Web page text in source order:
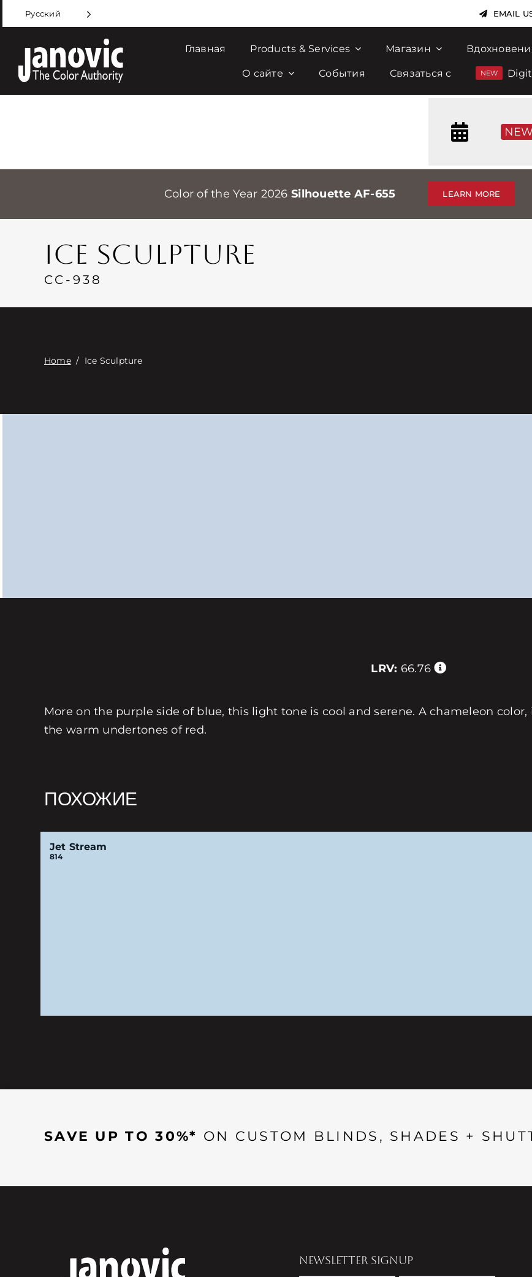
to
content
Русский EMAIL
Главная Products & Services Магазин
О сайте События Связаться с
Color of the Year 2026 Silhouette AF-655 LEARN MORE
ICE SCULPTURE
CC-938
Home/ Ice Sculpture
LRV: 66.76
More on the purple side of blue, this light tone is cool and serene. A chameleon
the warm undertones of red.
ПОХОЖИЕ
Jet Stream
814
SAVE UP TO 30%* ON CUSTOM BLINDS, SHADES +
NEWSLETTER SIGNUP